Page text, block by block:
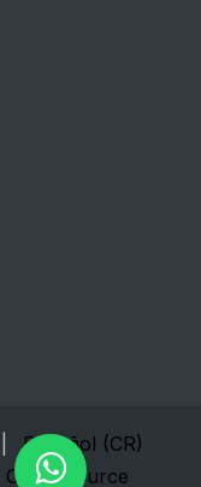
Español (CR)
Open Source